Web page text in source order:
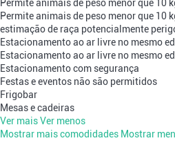
Permite animais de peso menor que 10
Permite animais de peso menor que 10
estimação de raça potencialmente
Estacionamento ao ar livre no mesmo
Estacionamento ao ar livre no mesmo
Estacionamento com segurança
Festas e eventos não são permitidos
Frigobar
Mesas e cadeiras
Ver maisVer menos
Mostrar mais comodidades Mostrar